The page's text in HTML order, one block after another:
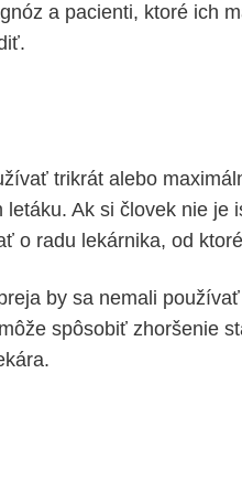
a pacienti, ktoré ich
trikrát alebo
Ak si človek nie je
o radu lekárnika, od
by sa nemali
spôsobiť zhoršenie